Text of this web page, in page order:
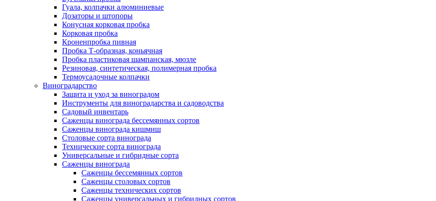
Гуала, колпачки алюминиевые
Дозаторы и штопоры
Конусная корковая пробка
Корковая пробка
Кроненпробка пивная
Пробка Т-образная, коньячная
Пробка пластиковая шампанская, мюзле
Резиновая, синтетическая, полимерная пробка
Термоусадочные колпачки
Виноградарство
Защита и уход за виноградом
Инструменты для виноградарства и садоводства
Садовый инвентарь
Саженцы винограда бессемянных сортов
Саженцы винограда кишмиш
Столовые сорта винограда
Технические сорта винограда
Универсальные и гибридные сорта
Саженцы винограда
Саженцы бессемянных сортов
Саженцы столовых сортов
Саженцы технических сортов
Саженцы универсальных и гибридных сортов